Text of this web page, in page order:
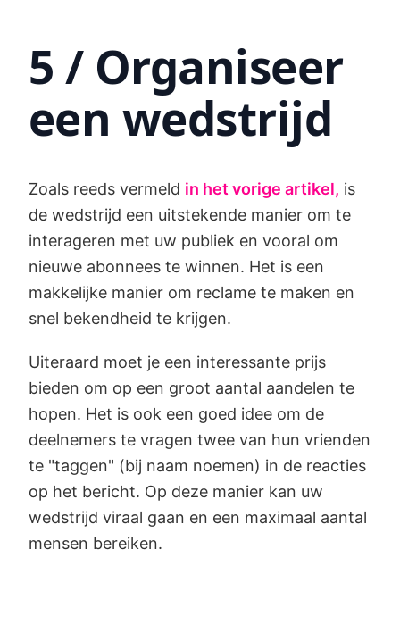
5 / Organiseer
een wedstrijd
Zoals reeds vermeld in het vorige artikel, is
de wedstrijd een uitstekende manier om te
interageren met uw publiek en vooral om
nieuwe abonnees te winnen. Het is een
makkelijke manier om reclame te maken en
snel bekendheid te krijgen.
Uiteraard moet je een interessante prijs
bieden om op een groot aantal aandelen te
hopen. Het is ook een goed idee om de
deelnemers te vragen twee van hun vrienden
te "taggen" (bij naam noemen) in de reacties
op het bericht. Op deze manier kan uw
wedstrijd viraal gaan en een maximaal aantal
mensen bereiken.